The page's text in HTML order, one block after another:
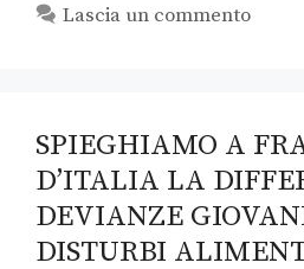
Lascia un commento
SPIEGHIAMO A
D’ITALIA LA
DEVIANZE
DISTURBI